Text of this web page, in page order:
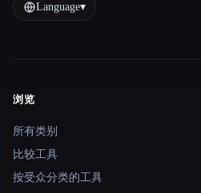
Language▾
Site navigation
浏览
所有类别
比较工具
按受众分类的工具